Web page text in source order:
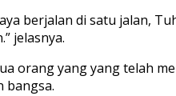
berjalan di satu jalan,
jelasnya.
orang yang yang telah
bangsa.